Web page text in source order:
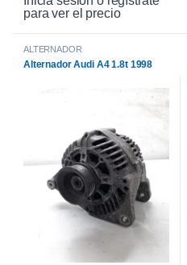
para ver el precio
ALTERNADOR
Alternador Audi A4 1.8t 1998